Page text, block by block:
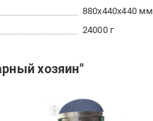
880x440x440 мм
24000 г
хозяин"